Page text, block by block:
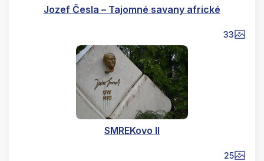
Jozef Česla – Tajomné savany africké
33
SMREKovo II
25